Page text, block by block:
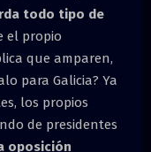
todo tipo de
el propio
que amparen,
para Galicia? Ya
los propios
de presidentes
oposición